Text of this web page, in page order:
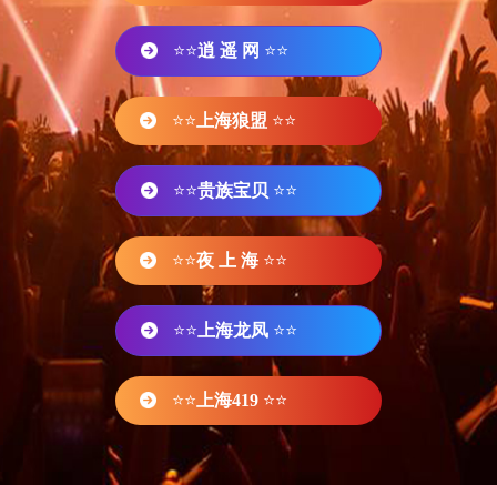
⭐⭐逍 遥 网 ⭐⭐
⭐⭐ 上海狼盟 ⭐⭐
⭐⭐贵族宝贝 ⭐⭐
⭐⭐夜 上 海 ⭐⭐
⭐⭐ 上海龙凤 ⭐⭐
⭐⭐ 上海419 ⭐⭐